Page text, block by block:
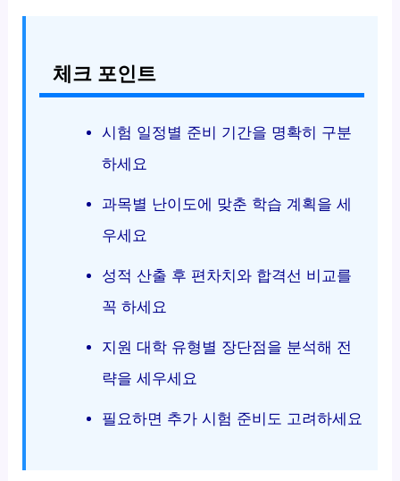
체크 포인트
시험 일정별 준비 기간을 명확히 구분
하세요
과목별 난이도에 맞춘 학습 계획을 세
우세요
성적 산출 후 편차치와 합격선 비교를
꼭 하세요
지원 대학 유형별 장단점을 분석해 전
략을 세우세요
필요하면 추가 시험 준비도 고려하세요